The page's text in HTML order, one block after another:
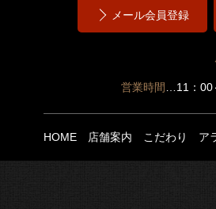
メール会員登録
営業時間
…11：00
HOME 店舗案内 こだわり ア